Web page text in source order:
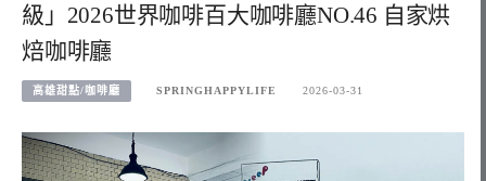
級」2026世界咖啡百大咖啡廳NO.46 自家烘
焙咖啡廳
高雄甜點/咖啡廳 SPRINGHAPPYLIFE 2026-03-31